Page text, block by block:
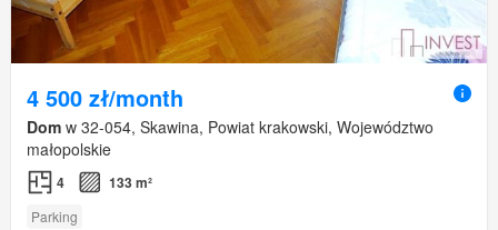
4 500 zł/month
Dom w 32-054, Skawina, Powiat krakowski, Województwo
małopolskie
4 133 m²
Parking